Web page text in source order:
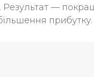
—
прибутку.